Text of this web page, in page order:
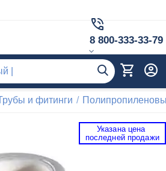
8 800-333-33-79
и фитинги /
Указана цена
последней продажи